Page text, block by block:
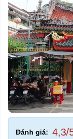
Đánh giá: 4,3/